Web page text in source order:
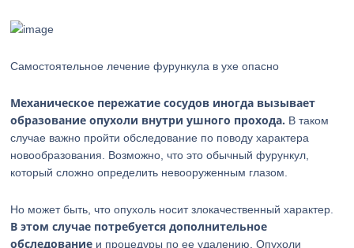
Самостоятельное лечение фурункула в ухе опасно
Механическое пережатие сосудов иногда вызывает
образование опухоли внутри ушного прохода. В таком
случае важно пройти обследование по поводу характера
новообразования. Возможно, что это обычный фурункул,
который сложно определить невооруженным глазом.
Но может быть, что опухоль носит злокачественный характер.
В этом случае потребуется дополнительное
обследование и процедуры по ее удалению. Опухоли